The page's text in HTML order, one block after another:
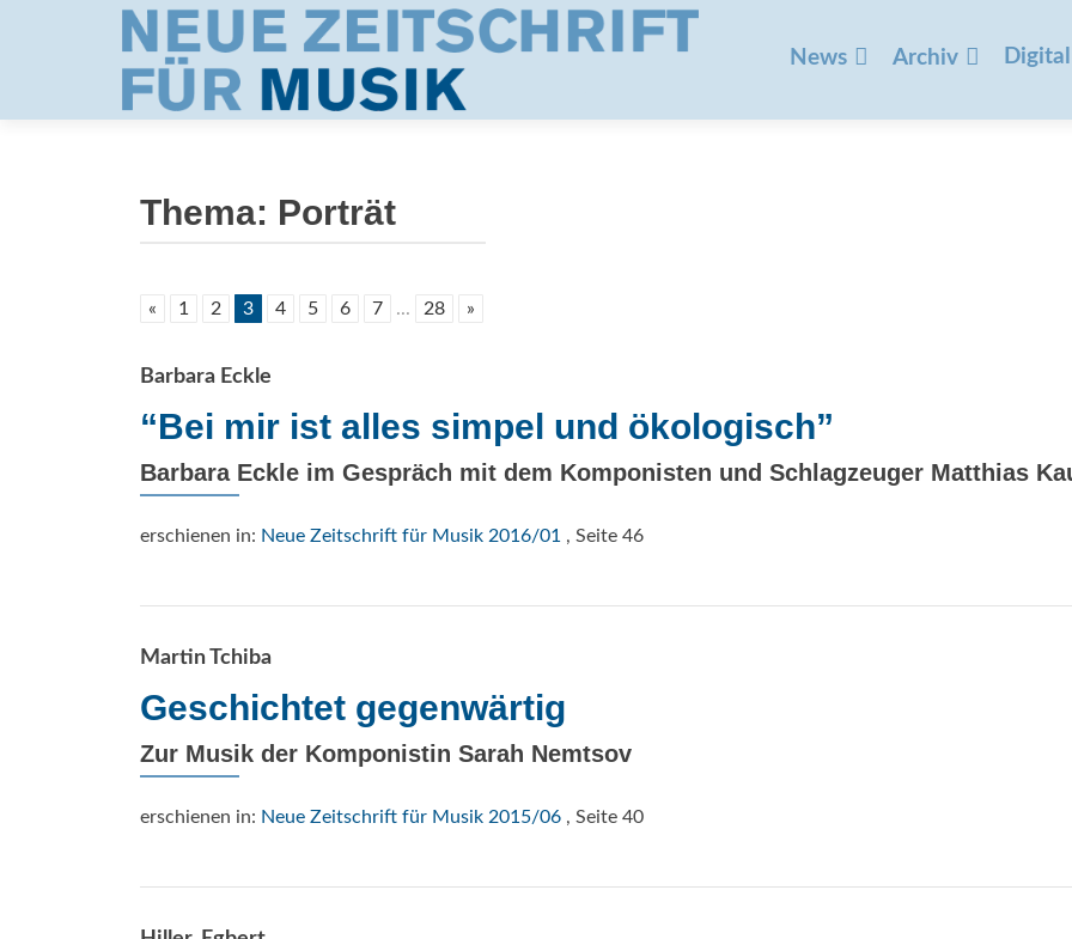
springen
News Archiv Digital
Thema: Porträt
« 1 2 3 4 5 6 7 ... 28 »
Barbara Eckle
“Bei mir ist alles simpel und ökologisch”
Barbara Eckle im Gespräch mit dem Komponisten und Schlagzeuger Matthias
erschienen in: Neue Zeitschrift für Musik 2016/01 , Seite 46
Martin Tchiba
Geschichtet gegenwärtig
Zur Musik der Komponistin Sarah Nemtsov
erschienen in: Neue Zeitschrift für Musik 2015/06 , Seite 40